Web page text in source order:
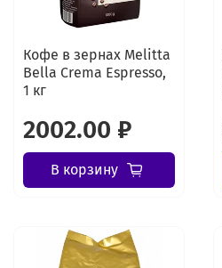
Кофе в зернах Melitta
Bella Crema Espresso,
1 кг
2002.00 ₽
В корзину